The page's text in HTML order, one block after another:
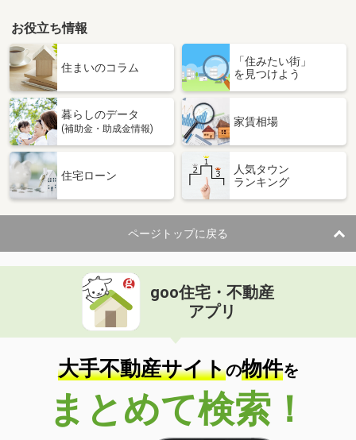
お役立ち情報
住まいのコラム
「住みたい街」
を見つけよう
暮らしのデータ
(補助金・助成金情報)
家賃相場
住宅ローン
人気タウン
ランキング
ページトップに戻る
goo住宅・不動産
アプリ
大手不動産サイトの物件を
まとめて検索！